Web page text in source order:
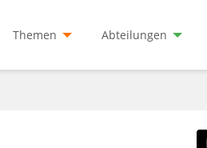
Themen Abteilungen